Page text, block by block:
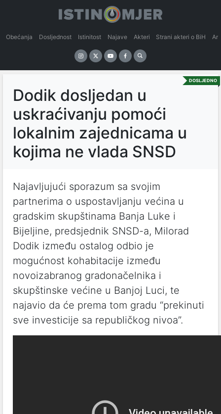
Obećanja Dosljednost Istinitost Najave Akteri Strani akteri o BiH
DOSLJEDNO
Dodik dosljedan u
uskraćivanju pomoći
lokalnim zajednicama u
kojima ne vlada SNSD
Najavljujući sporazum sa svojim
partnerima o uspostavljanju većina u
gradskim skupštinama Banja Luke i
Bijeljine, predsjednik SNSD-a, Milorad
Dodik između ostalog odbio je
mogućnost kohabitacije između
novoizabranog gradonačelnika i
skupštinske većine u Banjoj Luci, te
najavio da će prema tom gradu “prekinuti
sve investicije sa republičkog nivoa”.